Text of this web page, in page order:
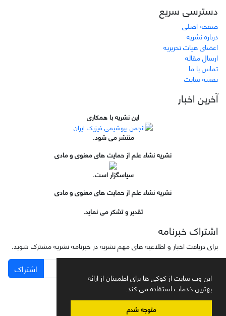
این وب سایت از کوکی ها برای اطمینان از ارائه
بهترین خدمات استفاده می کند.
متوجه شدم
دسترسی سریع
صفحه اصلی
درباره نشریه
اعضای هیات تحریریه
ارسال مقاله
تماس با ما
نقشه سایت
آخرین اخبار
این نشریه با همکاری
منتشر می شود.
نشریه نشاء علم از حمایت های معنوی و مادی
سپاسگزار است.
نشریه نشاء علم از حمایت های معنوی و مادی
تقدیر و تشکر می نماید.
اشتراک خبرنامه
برای دریافت اخبار و اطلاعیه های مهم نشریه در خبرنامه نشریه مشترک شوید.
اشتراک